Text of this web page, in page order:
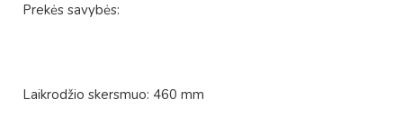
Prekės savybės:
Laikrodžio skersmuo: 460 mm